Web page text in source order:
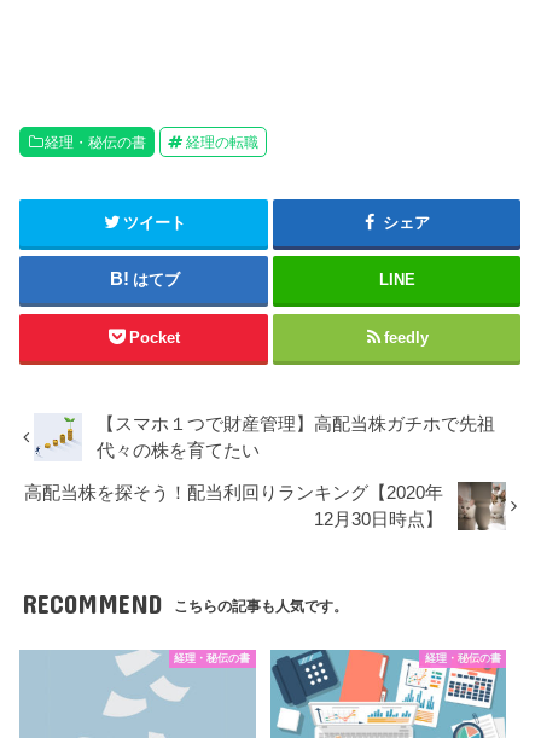
経理・秘伝の書 経理の転職
ツイート シェア
はてブ LINE
Pocket feedly
【スマホ１つで財産管理】高配当株ガチホで先祖
代々の株を育てたい
高配当株を探そう！配当利回りランキング【2020年
12月30日時点】
RECOMMEND こちらの記事も人気です。
経理・秘伝の書 経理・秘伝の書